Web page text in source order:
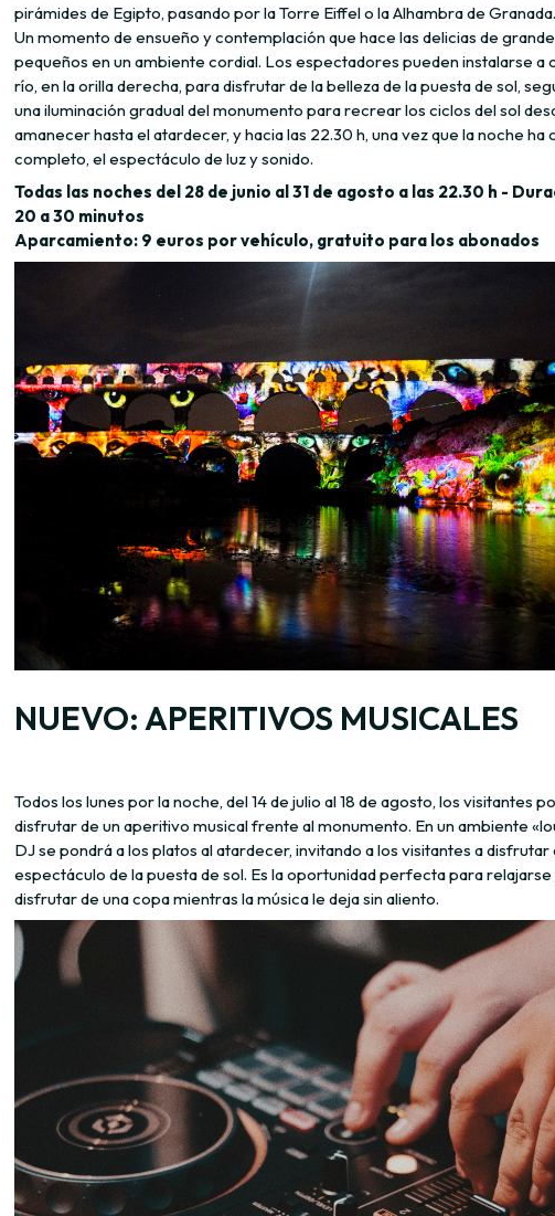
pirámides de Egipto, pasando por la Torre Eiffel o la Alhambra de Granada.
Un momento de ensueño y contemplación que hace las delicias de
pequeños en un ambiente cordial. Los espectadores pueden instalarse a
río, en la orilla derecha, para disfrutar de la belleza de la puesta de sol,
una iluminación gradual del monumento para recrear los ciclos del sol
amanecer hasta el atardecer, y hacia las 22.30 h, una vez que la noche ha
completo, el espectáculo de luz y sonido.
Todas las noches del 28 de junio al 31 de agosto a las 22.30 h -
20 a 30 minutos
Aparcamiento: 9 euros por vehículo, gratuito para los abonados
NUEVO: APERITIVOS MUSICALES
Todos los lunes por la noche, del 14 de julio al 18 de agosto, los visitantes
disfrutar de un aperitivo musical frente al monumento. En un ambiente
DJ se pondrá a los platos al atardecer, invitando a los visitantes a disfrutar
espectáculo de la puesta de sol. Es la oportunidad perfecta para relajarse
disfrutar de una copa mientras la música le deja sin aliento.